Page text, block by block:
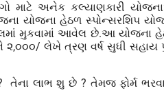
માટે અનેક કલ્યાણકારી
યોજના હેઠળ સ્પોન્સરશિપ
મુકવામાં આવેલ છે.આ યોજના
૨,૦૦૦/ લેખે ત્રણ વર્ષ સુધી સહાય
તેના લાભ શુ છે ? તેમજ ફોર્મ